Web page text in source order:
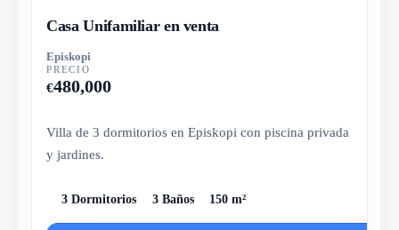
Casa Unifamiliar en venta
Episkopi
PRECIO
€480,000
Villa de 3 dormitorios en Episkopi con piscina privada
y jardines.
3 Dormitorios 3 Baños 150 m²